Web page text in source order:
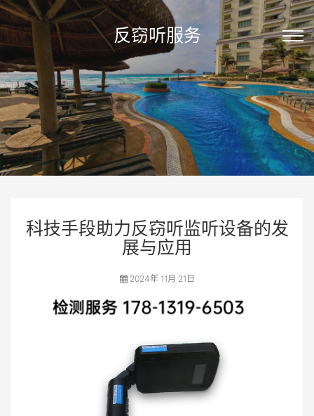
反窃听服务
科技手段助力反窃听监听设备的发
展与应用
2024年 11月 21日